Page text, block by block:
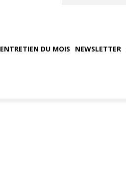
ENTRETIEN DU MOIS NEWSLETTER